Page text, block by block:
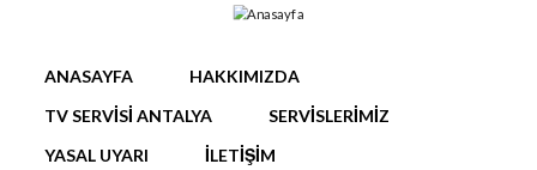
ANASAYFA
HAKKIMIZDA
TV SERVISI ANTALYA
SERVISLERIMIZ
YASAL UYARI
İLETIŞIM